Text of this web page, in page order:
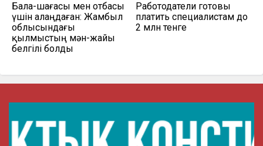
Бала-шағасы мен отбасы
үшін алаңдаған: Жамбыл
облысындағы
қылмыстың мән-жайы
белгілі болды
Работодатели готовы
платить специалистам до
2 млн тенге